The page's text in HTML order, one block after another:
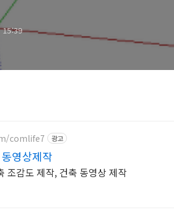
15:39
comlife7 광고
영상제작
조감도 제작, 건축 동영상 제작